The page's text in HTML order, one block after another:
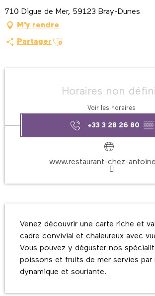
710 Digue de Mer, 59123 Bray-Dunes
M'y rendre
Partager Ajouter aux favoris
Horaires non
Voir les horaires
+33 3 28 26 80 ▒▒
www.restaurant-chez-
Venez découvrir une carte riche et
cadre convivial et chaleureux avec
Vous pouvez y déguster nos
poissons et fruits de mer servies par
dynamique et souriante.